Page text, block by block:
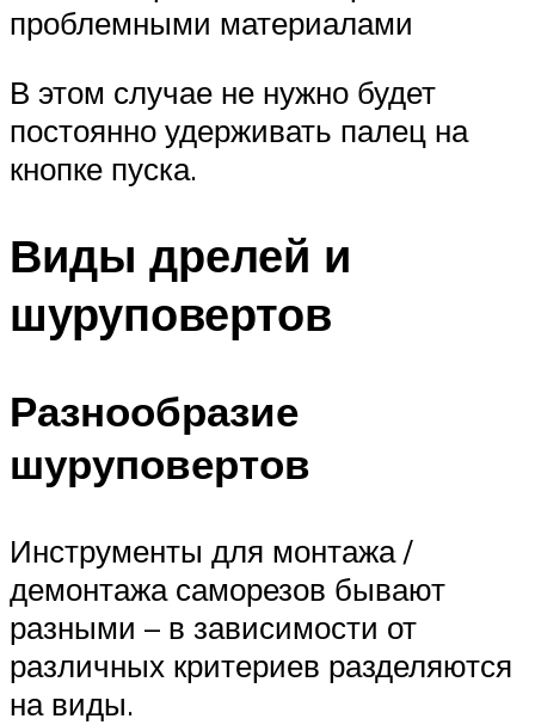
проблемными материалами
В этом случае не нужно будет
постоянно удерживать палец на
кнопке пуска.
Виды дрелей и
шуруповертов
Разнообразие
шуруповертов
Инструменты для монтажа /
демонтажа саморезов бывают
разными – в зависимости от
различных критериев разделяются
на виды.